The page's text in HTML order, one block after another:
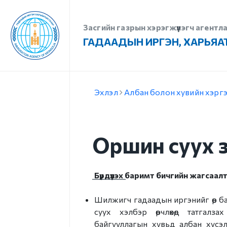
Засгийн газрын хэрэгжүүлэгч
ГАДААДЫН ИРГЭН,
зорилго, тэргүүлэх чиглэл
Стратеги зорилго,
зорилт
Бүтэц
Эхлэл Албан болон хувийн
Оршин суух
Бүрдүүлэх баримт бичгийн жагсаалт
Шилжигч гадаадын иргэнийг өөр
суух хэлбэр өөрчлөхөд
байгууллагын хувьд албан